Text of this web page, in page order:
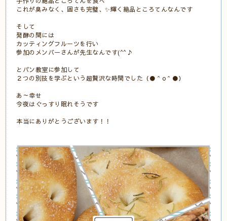
これが臭みなく、固さも完璧、✨輝く絶品ところてんなんです
そして
発酵の間には
カッティングフルーツを行い
参加のメンバーさんが先生なんです(^^♪
とパン教室に参加して
２つの別技を学ぶという超贅沢な時間でした（●＾o＾●）
あ～幸せ
今夜はぐっすり眠れそうです
本当にありがとうございます！！